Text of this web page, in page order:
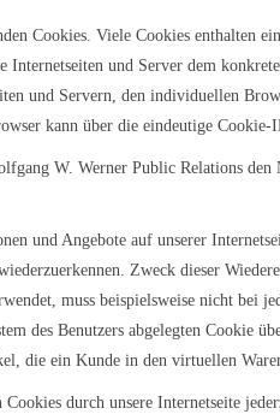
Cookies. Viele Cookies enthalten
Internetseiten und Server dem
und Servern, den individuellen
kann über die eindeutige
W. Werner Public Relations
und Angebote auf unserer
Zweck dieser
muss beispielsweise nicht bei
des Benutzers abgelegten Cookie
die ein Kunde in den virtuellen
durch unsere Internetseite